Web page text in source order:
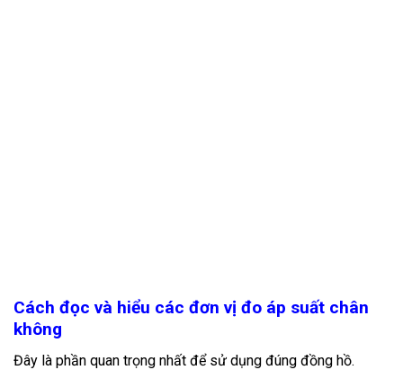
Cách đọc và hiểu các đơn vị đo áp suất chân
không
Đây là phần quan trọng nhất để sử dụng đúng đồng hồ.